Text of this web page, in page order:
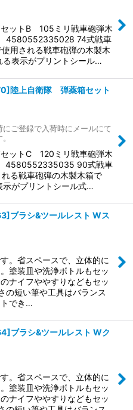
ットB 105ミリ戦車砲弾木
74式戦車
用される戦車砲弾の木製木
る表示がプリントシール…
陸上自衛隊 弾薬箱セット
ご登録で入荷時にメールにて
ットC 120ミリ戦車砲弾木
90式戦車
る戦車砲弾の木製木箱で
示がプリントシール式…
ブラシ&ツールレスト Wス
。省スペースで、立体的に
塗装皿や洗浄ボトルもセッ
ナイフややすりなどもセッ
の短い筆や工具はバランス
でき…
ブラシ&ツールレスト Wク
。省スペースで、立体的に
塗装皿や洗浄ボトルもセッ
ナイフややすりなどもセッ